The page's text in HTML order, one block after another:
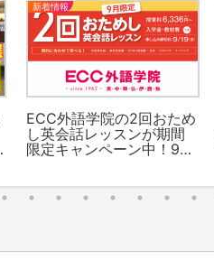
新着情報
ECC外語学院の2回おため
し英会話レッスンが期間
限定キャンペーン中！9月